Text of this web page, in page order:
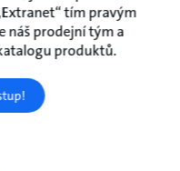
tím pravým
náš prodejní tým a
produktů.